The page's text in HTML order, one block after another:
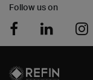
Follow us on